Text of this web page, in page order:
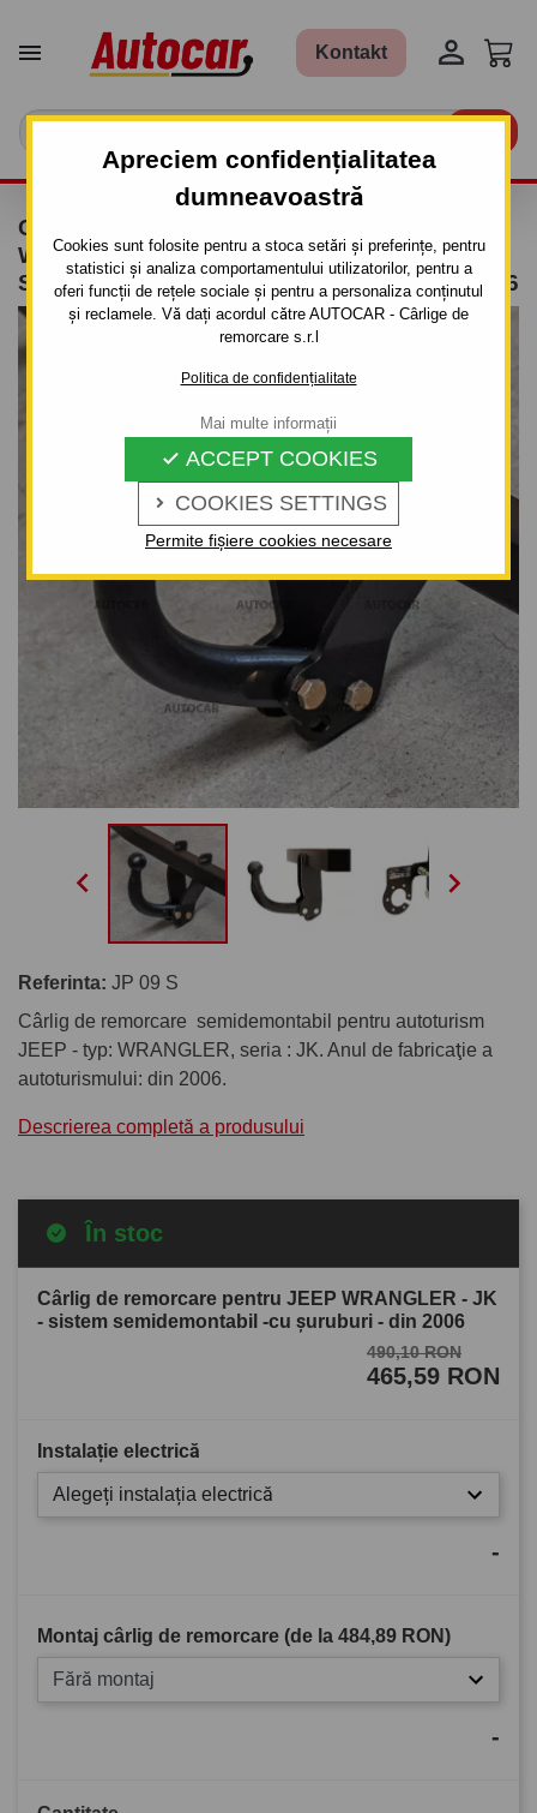
Apreciem confidențialitatea
dumneavoastră
Cookies sunt folosite pentru a stoca setări și preferințe, pentru
statistici și analiza comportamentului utilizatorilor, pentru a
oferi funcții de rețele sociale și pentru a personaliza conținutul
și reclamele. Vă dați acordul către AUTOCAR - Cârlige de
remorcare s.r.l
Politica de confidențialitate
 COOKIES SETTINGS
 ACCEPT COOKIES
Permite fișiere cookies necesare
Mai multe informații
 Kontakt 
CÂRLIG DE REMORCARE PENTRU JEEP
WRANGLER - JK - SISTEM
SEMIDEMONTABIL -CU ŞURUBURI - DIN 2006
 
Referinta: JP 09 S
Cârlig de remorcare semidemontabil pentru autoturism
JEEP - typ: WRANGLER, seria : JK. Anul de fabricaţie a
autoturismului: din 2006.
Descrierea completă a produsului
În stoc
Cârlig de remorcare pentru JEEP WRANGLER - JK
- sistem semidemontabil -cu şuruburi - din 2006
490,10 RON
465,59 RON
Instalație electrică
Alegeți instalația electrică
-
Montaj cârlig de remorcare (de la 484,89 RON)
Fără montaj
-